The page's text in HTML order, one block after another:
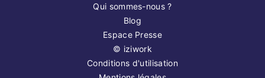
Qui sommes-nous ?
Blog
Espace Presse
© iziwork
Conditions d'utilisation